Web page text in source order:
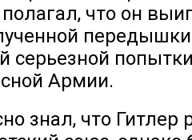
что он
передышки
серьезной
Армии.
знал, что Гитлер